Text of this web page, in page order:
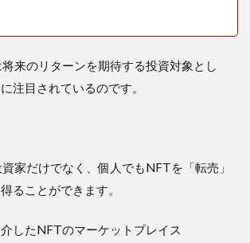
来のリターンを期待する投資対象とし
注目されているのです。
家だけでなく、個人でもNFTを「転売」
ることができます。
したNFTのマーケットプレイス